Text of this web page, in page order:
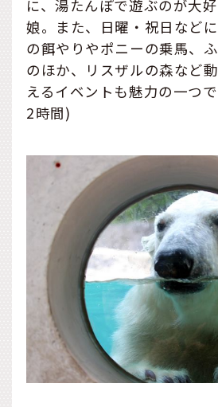
に、湯たんぽで遊ぶのが大
娘。また、日曜・祝日など
の餌やりやポニーの乗馬、
のほか、リスザルの森など
えるイベントも魅力の一つ
2時間)